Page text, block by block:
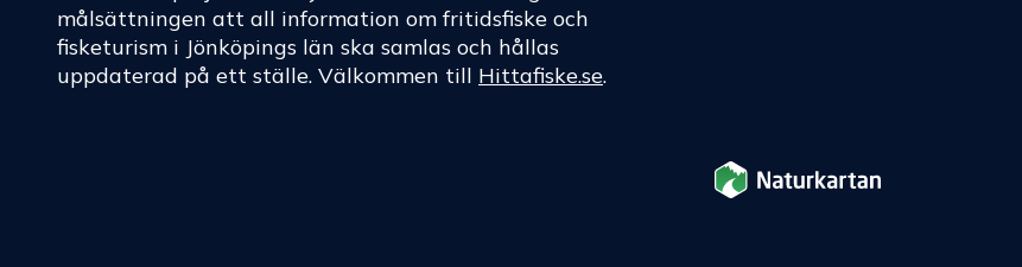
målsättningen att all information om fritidsfiske och
fisketurism i Jönköpings län ska samlas och hållas
uppdaterad på ett ställe. Välkommen till Hittafiske.se.